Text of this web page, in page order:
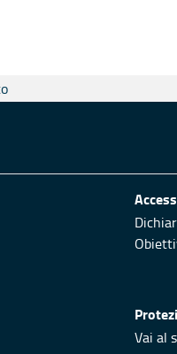
Vai al